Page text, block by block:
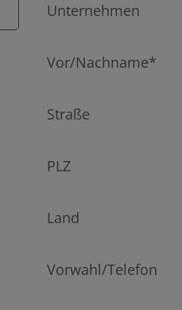
Unternehmen
Vor/Nachname*
Straße
PLZ
Land
Vorwahl/Telefon